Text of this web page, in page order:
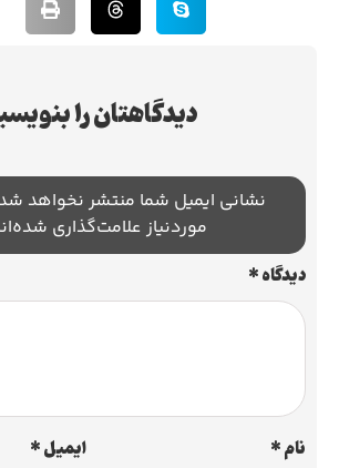
دیدگاهتان را
نشانی ایمیل شما منتشر نخواهد
موردنیاز علامت‌گذاری
دیدگاه*
نام* ایمیل*